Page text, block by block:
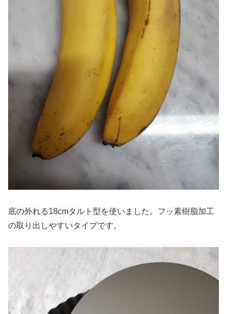
底の外れる18cmタルト型を使いました。フッ素樹脂加工
の取り出しやすいタイプです。